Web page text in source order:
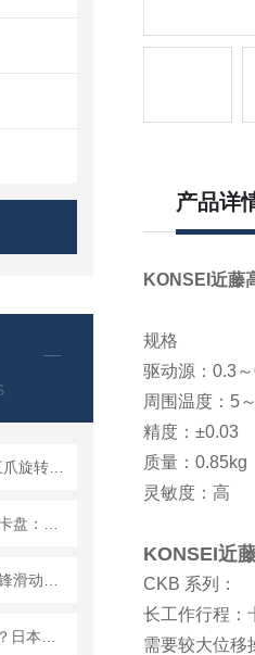
产品详
KONSEI近藤
规格
驱动源：0.3
周围温度：5
精度：±0.03
质量：0.85kg
灵敏度：高
KONSEI近
CKB 系列：
长工作行程：
需要较大位移